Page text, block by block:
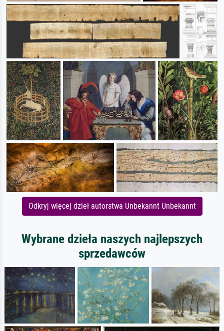
Odkryj więcej dzieł autorstwa Unbekannt Unbekannt
Wybrane dzieła naszych najlepszych
sprzedawców